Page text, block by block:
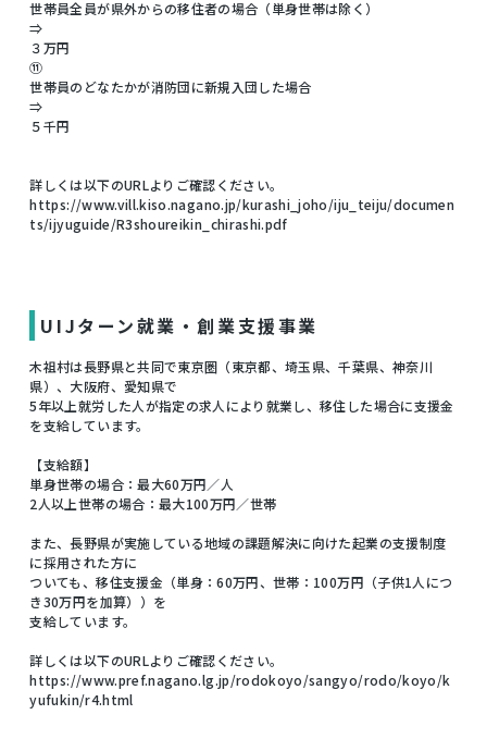
世帯員全員が県外からの移住者の場合（単身世帯は除く）
⇒
３万円
⑪
世帯員のどなたかが消防団に新規入団した場合
⇒
５千円
詳しくは以下のURLよりご確認ください。
https://www.vill.kiso.nagano.jp/kurashi_joho/iju_teiju/documen
ts/ijyuguide/R3shoureikin_chirashi.pdf
UIJターン就業・創業支援事業
木祖村は長野県と共同で東京圏（東京都、埼玉県、千葉県、神奈川
県）、大阪府、愛知県で
5年以上就労した人が指定の求人により就業し、移住した場合に支援金
を支給しています。
【支給額】
単身世帯の場合：最大60万円／人
2人以上世帯の場合：最大100万円／世帯
また、長野県が実施している地域の課題解決に向けた起業の支援制度
に採用された方に
ついても、移住支援金（単身：60万円、世帯：100万円（子供1人につ
き30万円を加算））を
支給しています。
詳しくは以下のURLよりご確認ください。
https://www.pref.nagano.lg.jp/rodokoyo/sangyo/rodo/koyo/k
yufukin/r4.html